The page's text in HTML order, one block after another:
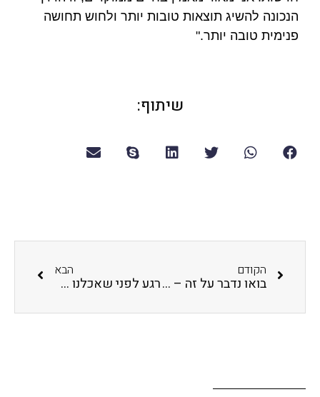
הנכונה להשיג תוצאות טובות יותר ולחוש תחושה
פנימית טובה יותר."
שיתוף:
הקודם
בואו נדבר על זה – האנשים שפיצחו את השיטה ללימוד שפות
הבא
רגע לפני שאכלנו אותה – אז איך אפשר להאט, או ניזהר ונאמר אפילו למנוע, את העלייה הצפויה במשקל, לשמור על מודעות ותזונה נכונה בתקופת הקורונה ?